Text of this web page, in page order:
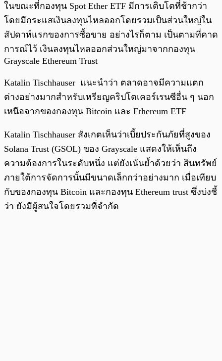
ในขณะที่กองทุน Spot Ether ETF มีการเติบโตที่ช้ากว่า
โดยมีกระแสเงินลงทุนไหลออกโดยรวมเป็นส่วนใหญ่ใน
สัปดาห์แรกของการซื้อขาย อย่างไรก็ตาม เป็นตามที่คาด
การณ์ไว้ เงินลงทุนไหลออกส่วนใหญ่มาจากกองทุน
Grayscale Ethereum Trust
Katalin Tischhauser แนะนำว่า ตลาดอาจมีความแตก
ต่างอย่างมากสำหรับเหรียญคริปโตเคอร์เรนซีอื่น ๆ นอก
เหนือจากของกองทุน Bitcoin และ Ethereum ETF
Katalin Tischhauser สังเกตเห็นว่าเบี้ยประกันภัยที่สูงของ
Solana Trust (GSOL) ของ Grayscale แสดงให้เห็นถึง
ความต้องการในระดับหนึ่ง แต่ยังเน้นย้ำด้วยว่า สินทรัพย์
ภายใต้การจัดการนั้นมีขนาดเล็กกว่าอย่างมาก เมื่อเทียบ
กับของกองทุน Bitcoin และกองทุน Ethereum trust ซึ่งบ่งชี้
ว่า ยังมีผู้สนใจโดยรวมที่จำกัด